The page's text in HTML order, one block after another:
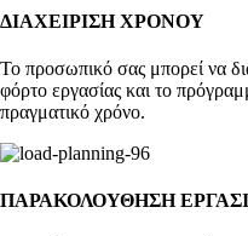
ΔΙΑΧΕΙΡΙΣΗ ΧΡΟΝΟΥ
Το προσωπικό σας μπορεί να
φόρτο εργασίας και το
πραγματικό χρόνο.
ΠΑΡΑΚΟΛΟΥΘΗΣΗ